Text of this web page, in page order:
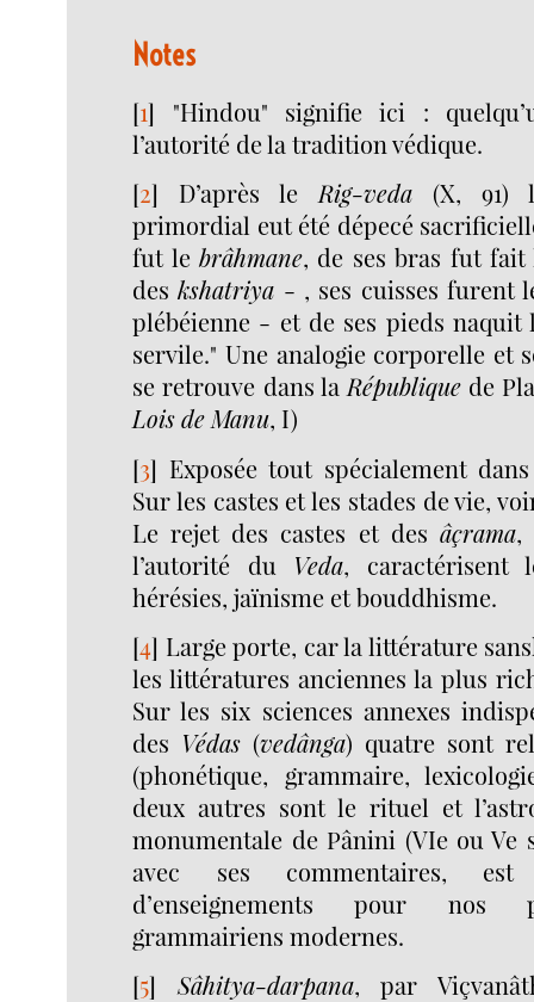
Notes
[1] "Hindou" signifie ici :
l’autorité de la tradition védique.
[2] D’après le Rig-veda (X, 91)
primordial eut été dépecé
fut lebrâhmane, de ses bras fut
deskshatriya - , ses cuisses furent
plébéienne - et de ses pieds
servile." Une analogie corporelle et
se retrouve dans la République de
Lois de Manu, I)
[3] Exposée tout spécialement
Sur les castes et les stades de vie,
Le rejet des castes et des âçrama,
l’autorité du Veda, caractérisent
hérésies, jaïnisme et bouddhisme.
[4] Large porte, car la littérature
les littératures anciennes la plus
Sur les six sciences annexes
des Védas (vedânga) quatre sont
(phonétique, grammaire,
deux autres sont le rituel et
monumentale de Pânini (VIe ou Ve
avec ses commentaires,
d’enseignements pour nos
grammairiens modernes.
[5] Sâhitya-darpana, par